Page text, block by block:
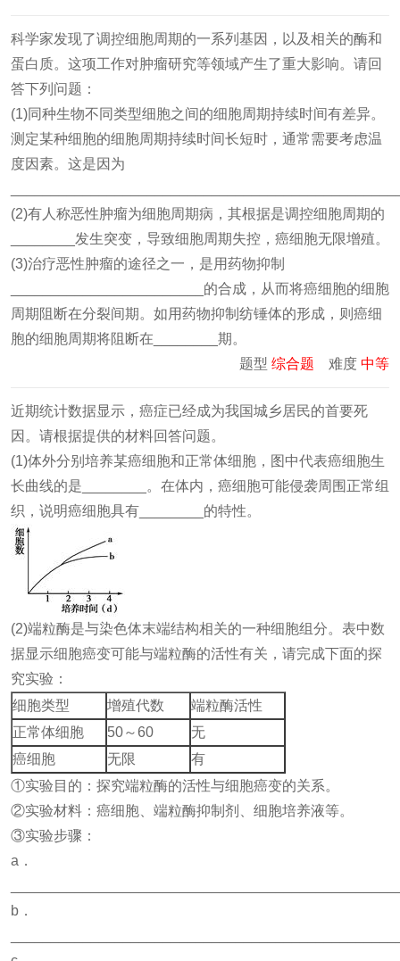
科学家发现了调控细胞周期的一系列基因，以及相关的酶和
蛋白质。这项工作对肿瘤研究等领域产生了重大影响。请回
答下列问题：
(1)同种生物不同类型细胞之间的细胞周期持续时间有差异。
测定某种细胞的细胞周期持续时间长短时，通常需要考虑温
度因素。这是因为
(2)有人称恶性肿瘤为细胞周期病，其根据是调控细胞周期的
________发生突变，导致细胞周期失控，癌细胞无限增殖。
(3)治疗恶性肿瘤的途径之一，是用药物抑制
________________________的合成，从而将癌细胞的细胞
周期阻断在分裂间期。如用药物抑制纺锤体的形成，则癌细
胞的细胞周期将阻断在________期。
题型 综合题 难度 中等
近期统计数据显示，癌症已经成为我国城乡居民的首要死
因。请根据提供的材料回答问题。
(1)体外分别培养某癌细胞和正常体细胞，图中代表癌细胞生
长曲线的是________。在体内，癌细胞可能侵袭周围正常组
织，说明癌细胞具有________的特性。
(2)端粒酶是与染色体末端结构相关的一种细胞组分。表中数
据显示细胞癌变可能与端粒酶的活性有关，请完成下面的探
究实验：
细胞类型
增殖代数
端粒酶活性
正常体细胞
50～60
无
癌细胞
无限
有
①实验目的：探究端粒酶的活性与细胞癌变的关系。
②实验材料：癌细胞、端粒酶抑制剂、细胞培养液等。
③实验步骤：
a．
b．